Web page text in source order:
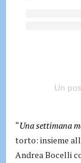
Un
“Una settimana
torto: insieme
Andrea Bocelli